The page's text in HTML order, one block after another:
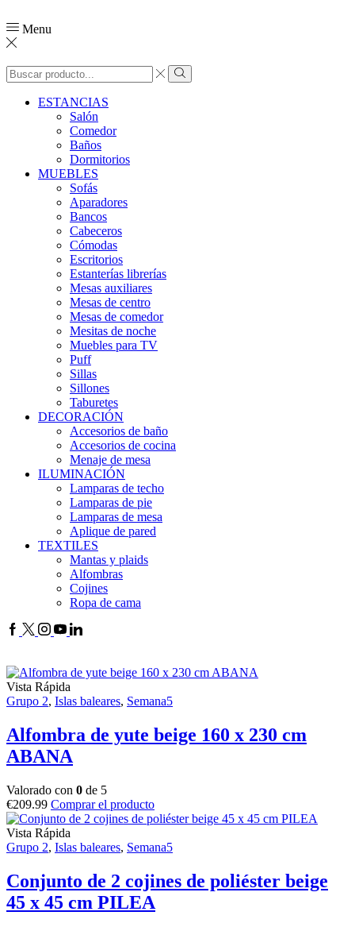
Menu
ESTANCIAS
Salón
Comedor
Baños
Dormitorios
MUEBLES
Sofás
Aparadores
Bancos
Cabeceros
Cómodas
Escritorios
Estanterías librerías
Mesas auxiliares
Mesas de centro
Mesas de comedor
Mesitas de noche
Muebles para TV
Puff
Sillas
Sillones
Taburetes
DECORACIÓN
Accesorios de baño
Accesorios de cocina
Menaje de mesa
ILUMINACIÓN
Lamparas de techo
Lamparas de pie
Lamparas de mesa
Aplique de pared
TEXTILES
Mantas y plaids
Alfombras
Cojines
Ropa de cama
Vista Rápida
Grupo 2, Islas baleares, Semana5
Alfombra de yute beige 160 x 230 cm
ABANA
Valorado con 0 de 5
€209.99 Comprar el producto
Vista Rápida
Grupo 2, Islas baleares, Semana5
Conjunto de 2 cojines de poliéster beige
45 x 45 cm PILEA